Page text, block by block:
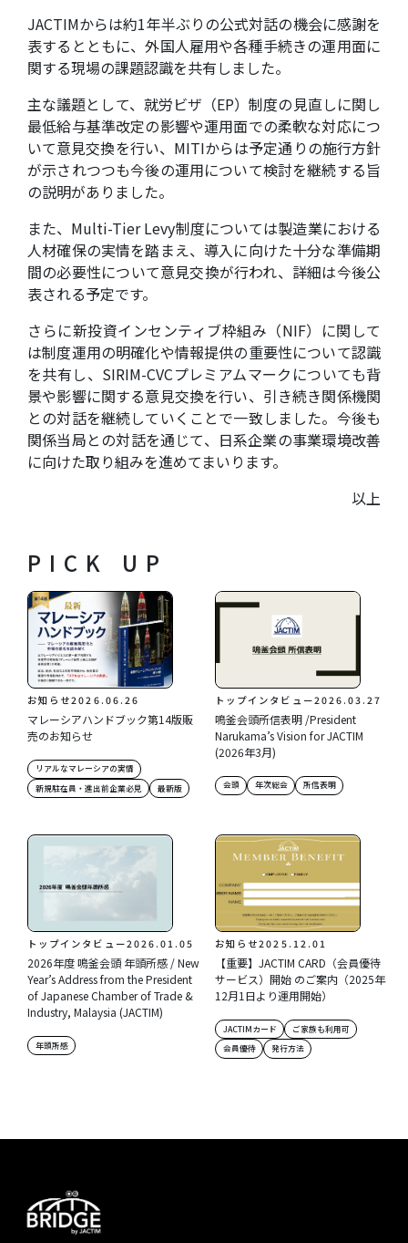
JACTIMからは約1年半ぶりの公式対話の機会に感謝を
表するとともに、外国人雇用や各種手続きの運用面に
関する現場の課題認識を共有しました。
主な議題として、就労ビザ（EP）制度の見直しに関し
最低給与基準改定の影響や運用面での柔軟な対応につ
いて意見交換を行い、MITIからは予定通りの施行方針
が示されつつも今後の運用について検討を継続する旨
の説明がありました。
また、Multi-Tier Levy制度については製造業における
人材確保の実情を踏まえ、導入に向けた十分な準備期
間の必要性について意見交換が行われ、詳細は今後公
表される予定です。
さらに新投資インセンティブ枠組み（NIF）に関して
は制度運用の明確化や情報提供の重要性について認識
を共有し、SIRIM-CVCプレミアムマークについても背
景や影響に関する意見交換を行い、引き続き関係機関
との対話を継続していくことで一致しました。今後も
関係当局との対話を通じて、日系企業の事業環境改善
に向けた取り組みを進めてまいります。
以上
PICK UP
お知らせ2026.06.26
マレーシアハンドブック第14版販
売のお知らせ
リアルなマレーシアの実情
新規駐在員・進出前企業必見
最新版
トップインタビュー2026.03.27
鳴釜会頭所信表明 /President
Narukama’s Vision for JACTIM
(2026年3月)
会頭 年次総会 所信表明
トップインタビュー2026.01.05
2026年度 鳴釜会頭 年頭所感 / New
Year’s Address from the President
of Japanese Chamber of Trade &
Industry, Malaysia (JACTIM)
年頭所感
お知らせ2025.12.01
【重要】JACTIM CARD（会員優待
サービス）開始 のご案内（2025年
12月1日より運用開始）
JACTIMカード
ご家族も利用可
会員優待
発行方法